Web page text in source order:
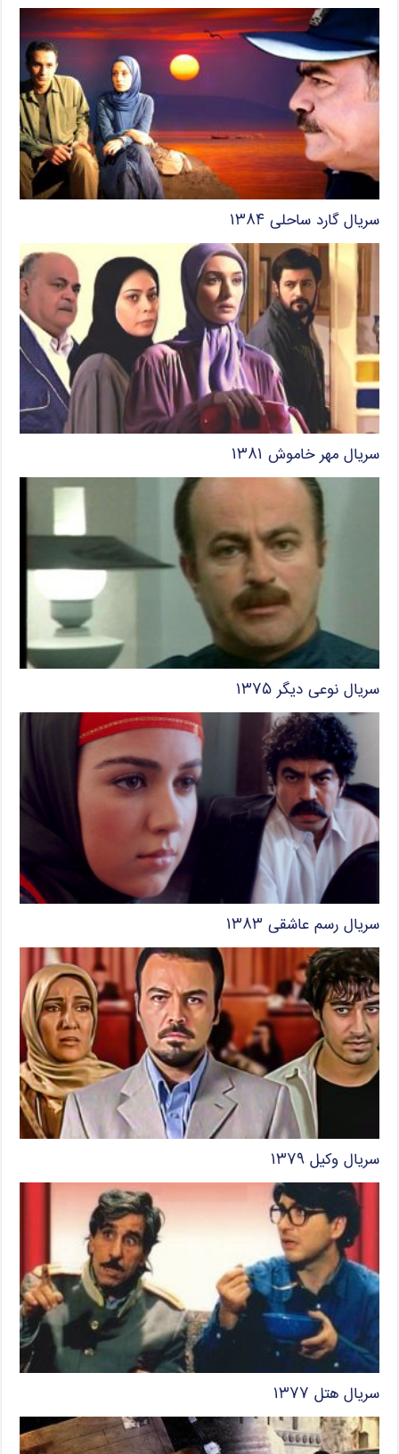
سریال گارد ساحلی ۱۳۸۴
سریال مهر خاموش ۱۳۸۱
سریال نوعی دیگر ۱۳۷۵
سریال رسم عاشقی ۱۳۸۳
سریال وکیل ۱۳۷۹
سریال هتل ۱۳۷۷